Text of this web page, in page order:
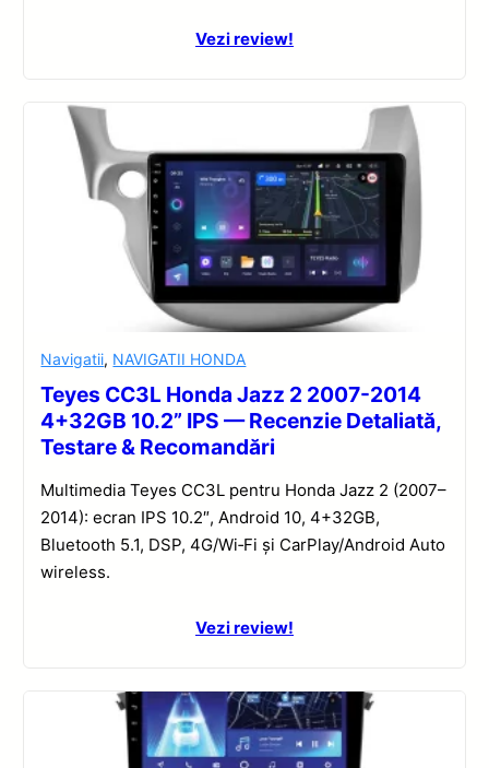
Vezi review!
Navigatii, NAVIGATII HONDA
Teyes CC3L Honda Jazz 2 2007-2014
4+32GB 10.2” IPS — Recenzie Detaliată,
Testare & Recomandări
Multimedia Teyes CC3L pentru Honda Jazz 2 (2007–
2014): ecran IPS 10.2″, Android 10, 4+32GB,
Bluetooth 5.1, DSP, 4G/Wi‑Fi și CarPlay/Android Auto
wireless.
Vezi review!